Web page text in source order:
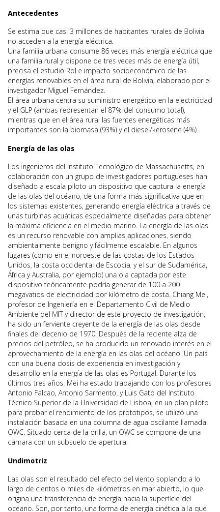
Antecedentes
Se estima que casi 3 millones de habitantes rurales de Bolivia
no acceden a la energía eléctrica.
Una familia urbana consume 86 veces más energía eléctrica que
una familia rural y dispone de tres veces más de energía útil,
precisa el estudio Rol e impacto socioeconómico de las
energías renovables en el área rural de Bolivia, elaborado por el
investigador Miguel Fernández.
El área urbana centra su suministro energético en la electricidad
y el GLP (ambas representan el 87% del consumo total),
mientras que en el área rural las fuentes energéticas más
importantes son la biomasa (93%) y el diesel/kerosene (4%).
Energía de las olas
Los ingenieros del Instituto Tecnológico de Massachusetts, en
colaboración con un grupo de investigadores portugueses han
diseñado a escala piloto un dispositivo que captura la energía
de las olas del océano, de una forma más significativa que en
los sistemas existentes, generando energía eléctrica a través de
unas turbinas acuáticas especialmente diseñadas para obtener
la máxima eficiencia en el medio marino. La energía de las olas
es un recurso renovable con amplias aplicaciones, siendo
ambientalmente benigno y fácilmente escalable. En algunos
lugares (como en el noroeste de las costas de los Estados
Unidos, la costa occidental de Escocia, y el sur de Sudamérica,
África y Australia, por ejemplo) una ola captada por este
dispositivo teóricamente podría generar de 100 a 200
megavatios de electricidad por kilómetro de costa. Chiang Mei,
profesor de Ingeniería en el Departamento Civil de Medio
Ambiente del MIT y director de este proyecto de investigación,
ha sido un ferviente creyente de la energía de las olas desde
finales del decenio de 1970. Después de la reciente alza de
precios del petróleo, se ha producido un renovado interés en el
aprovechamiento de la energía en las olas del océano. Un país
con una buena dosis de experiencia en investigación y
desarrollo en la energía de las olas es Portugal. Durante los
últimos tres años, Mei ha estado trabajando con los profesores
Antonio Falcao, Antonio Sarmento, y Luis Gato del Instituto
Técnico Superior de la Universidad de Lisboa, en un plan piloto
para probar el rendimiento de los prototipos, se utilizó una
instalación basada en una columna de agua oscilante llamada
OWC. Situado cerca de la orilla, un OWC se compone de una
cámara con un subsuelo de apertura.
Undimotriz
Las olas son el resultado del efecto del viento soplando a lo
largo de cientos o miles de kilómetros en mar abierto, lo que
origina una transferencia de energía hacia la superficie del
océano. Son, por tanto, una forma de energía cinética a la que